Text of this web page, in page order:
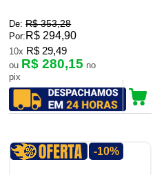
De: R$ 353,28
Por: R$ 294,90
10x R$ 29,49
ou R$ 280,15 no
pix
-10%